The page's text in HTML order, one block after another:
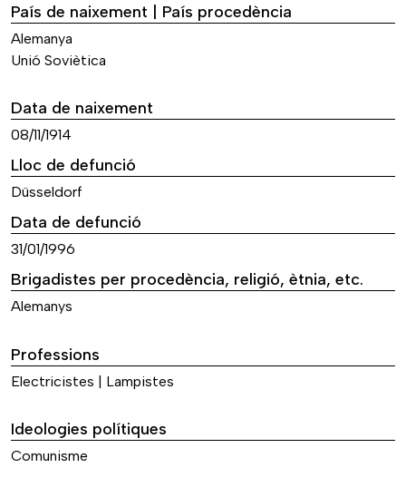
País de naixement | País procedència
Alemanya
Unió Soviètica
Data de naixement
08/11/1914
Lloc de defunció
Düsseldorf
Data de defunció
31/01/1996
Brigadistes per procedència, religió, ètnia, etc.
Alemanys
Professions
Electricistes | Lampistes
Ideologies polítiques
Comunisme